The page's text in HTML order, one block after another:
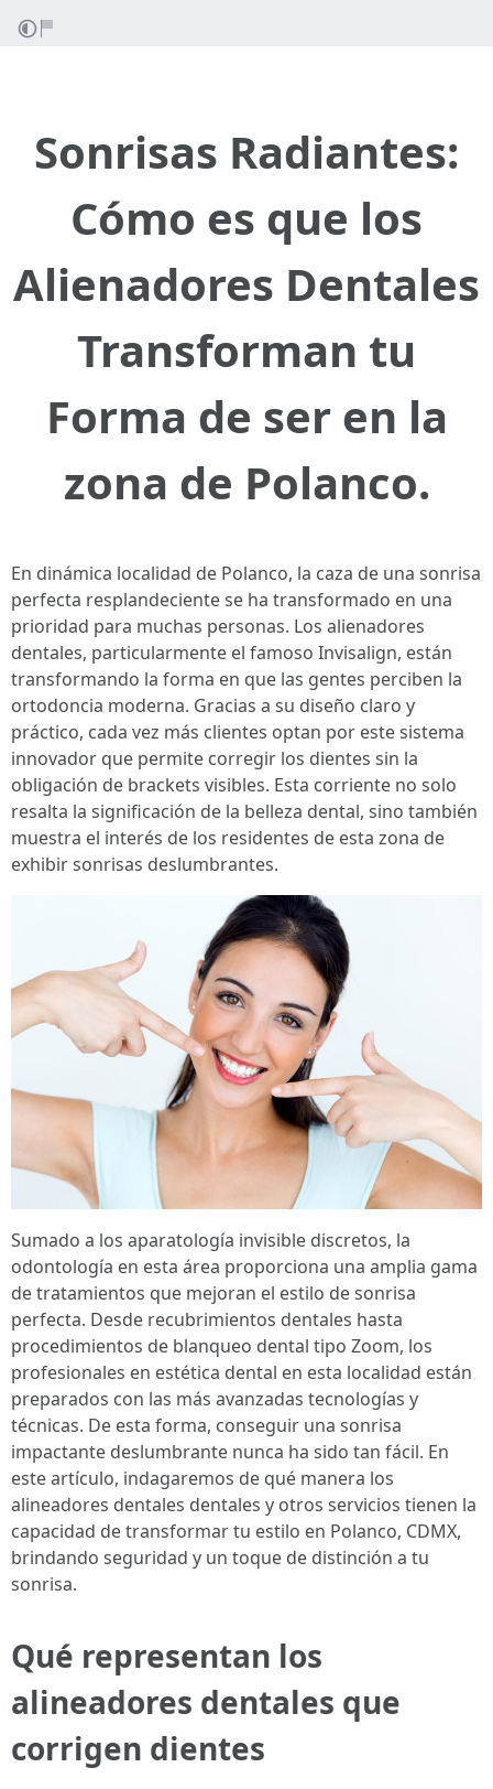
Sonrisas Radiantes:
Cómo es que los
Alienadores Dentales
Transforman tu
Forma de ser en la
zona de Polanco.
En dinámica localidad de Polanco, la caza de una sonrisa
perfecta resplandeciente se ha transformado en una
prioridad para muchas personas. Los alienadores
dentales, particularmente el famoso Invisalign, están
transformando la forma en que las gentes perciben la
ortodoncia moderna. Gracias a su diseño claro y
práctico, cada vez más clientes optan por este sistema
innovador que permite corregir los dientes sin la
obligación de brackets visibles. Esta corriente no solo
resalta la significación de la belleza dental, sino también
muestra el interés de los residentes de esta zona de
exhibir sonrisas deslumbrantes.
Sumado a los aparatología invisible discretos, la
odontología en esta área proporciona una amplia gama
de tratamientos que mejoran el estilo de sonrisa
perfecta. Desde recubrimientos dentales hasta
procedimientos de blanqueo dental tipo Zoom, los
profesionales en estética dental en esta localidad están
preparados con las más avanzadas tecnologías y
técnicas. De esta forma, conseguir una sonrisa
impactante deslumbrante nunca ha sido tan fácil. En
este artículo, indagaremos de qué manera los
alineadores dentales dentales y otros servicios tienen la
capacidad de transformar tu estilo en Polanco, CDMX,
brindando seguridad y un toque de distinción a tu
sonrisa.
Qué representan los
alineadores dentales que
corrigen dientes